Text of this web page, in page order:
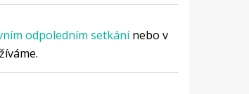
odpoledním setkánínebo v